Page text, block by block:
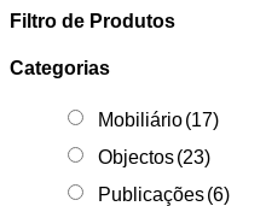
Filtro de Produtos
Categorias
Mobiliário(17)
Objectos(23)
Publicações(6)